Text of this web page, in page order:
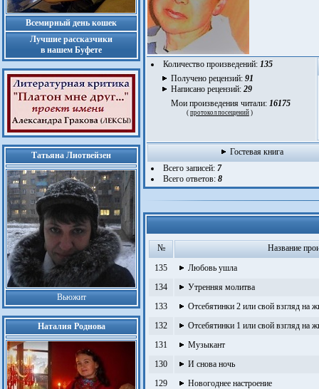
Всемирный день кошек
Лучшие рассказчики
в нашем Буфете
Татьяна Лиотвейзен
Вьюжит
Наталия Роднова
Количество произведений: 135
Получено рецензий: 91
Написано рецензий: 29
Мои произведения читали: 16175
( протокол посещений )
Гостевая книга
Всего записей: 7
Всего ответов: 8
№
Название
135
Любовь ушла
134
Утренняя молитва
133
Отсебятинки 2 или свой взгляд на
132
Отсебятинки 1 или свой взгляд на
131
Музыкант
130
И снова ночь
129
Новогоднее настроение